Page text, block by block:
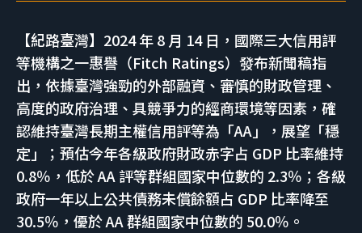
【紀路臺灣】2024 年 8 月 14 日，國際三大信用評
等機構之一惠譽（Fitch Ratings）發布新聞稿指
出，依據臺灣強勁的外部融資、審慎的財政管理、
高度的政府治理、具競爭力的經商環境等因素，確
認維持臺灣長期主權信用評等為「AA」，展望「穩
定」；預估今年各級政府財政赤字占 GDP 比率維持
0.8％，低於 AA 評等群組國家中位數的 2.3％；各級
政府一年以上公共債務未償餘額占 GDP 比率降至
30.5％，優於 AA 群組國家中位數的 50.0％。